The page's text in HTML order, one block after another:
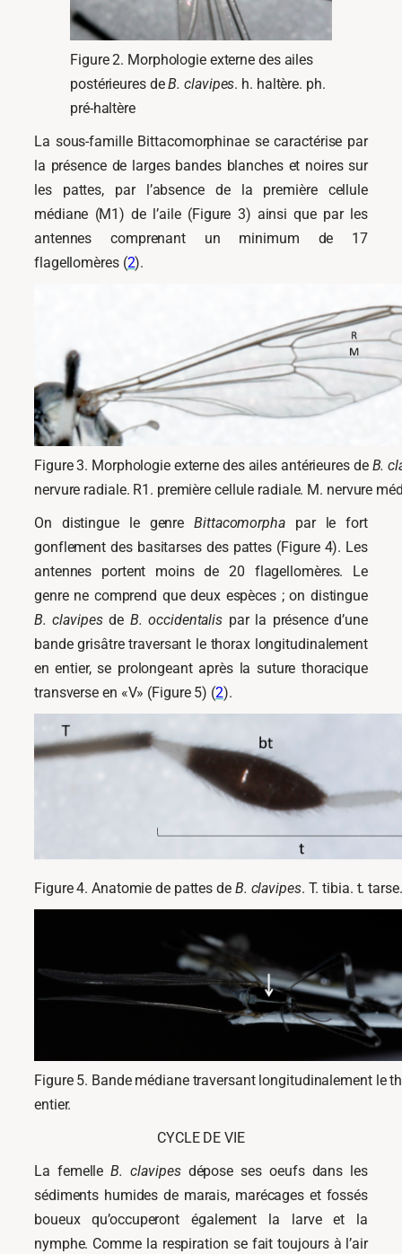
Figure 2. Morphologie externe des ailes
postérieures deB. clavipes. h. haltère. ph.
pré-haltère
La sous-famille Bittacomorphinae se caractérise par
la présence de larges bandes blanches et noires sur
les pattes, par l’absence de la première cellule
médiane (M1) de l’aile (Figure 3) ainsi que par les
antennes comprenant un minimum de 17
flagellomères (2).
Figure 3. Morphologie externe des ailes antérieures de B.
nervure radiale. R1. première cellule radiale. M. nervure
On distingue le genreBittacomorphapar le fort
gonflement des basitarses des pattes (Figure 4). Les
antennes portent moins de 20 flagellomères. Le
genre ne comprend que deux espèces ; on distingue
B. clavipesde B. occidentalis par la présence d’une
bande grisâtre traversant le thorax longitudinalement
en entier, se prolongeant après la suture thoracique
transverse en «V» (Figure 5) (2).
Figure 4. Anatomie de pattes de B. clavipes. T. tibia. t.
Figure 5. Bande médiane traversant longitudinalement le
entier.
CYCLE DE VIE
La femelle B. clavipesdépose ses oeufs dans les
sédiments humides de marais, marécages et fossés
boueux qu’occuperont également la larve et la
nymphe. Comme la respiration se fait toujours à l’air